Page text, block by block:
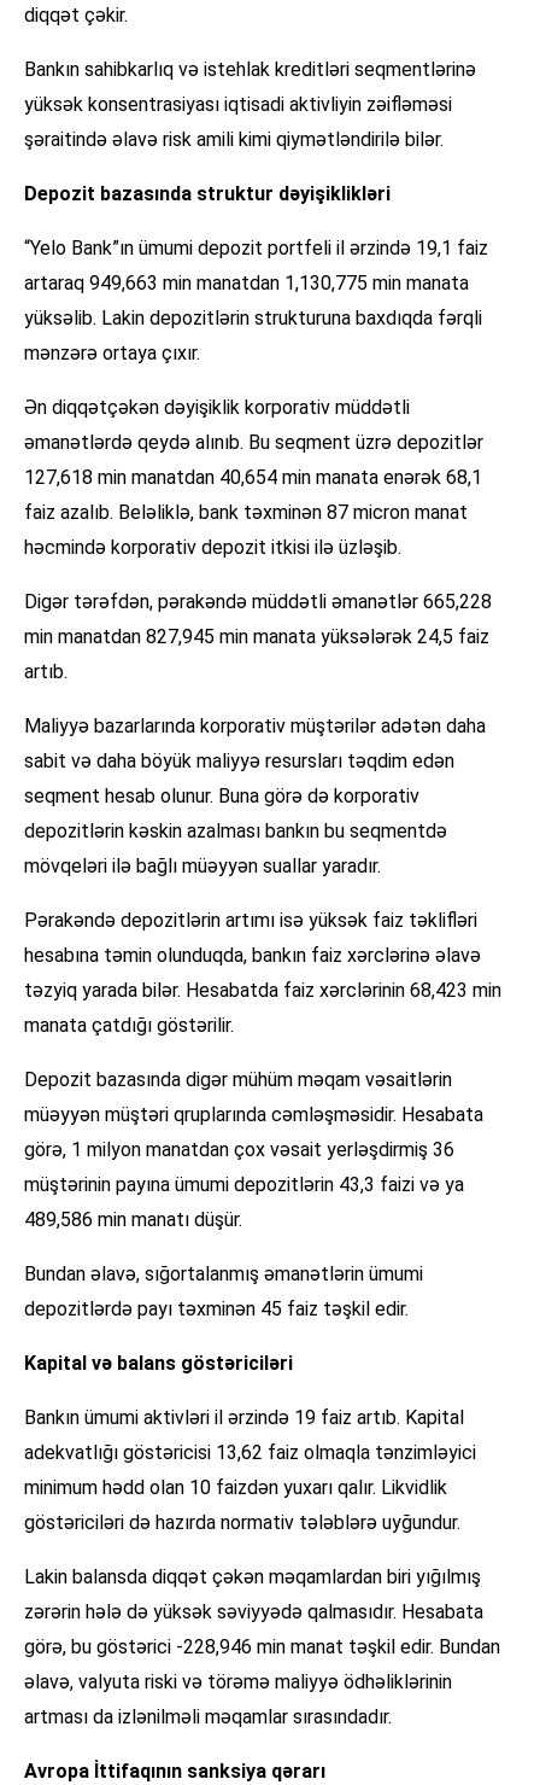
diqqət çəkir.
Bankın sahibkarlıq və istehlak kreditləri seqmentlərinə
yüksək konsentrasiyası iqtisadi aktivliyin zəifləməsi
şəraitində əlavə risk amili kimi qiymətləndirilə bilər.
Depozit bazasında struktur dəyişiklikləri
“Yelo Bank”ın ümumi depozit portfeli il ərzində 19,1 faiz
artaraq 949,663 min manatdan 1,130,775 min manata
yüksəlib. Lakin depozitlərin strukturuna baxdıqda fərqli
mənzərə ortaya çıxır.
Ən diqqətçəkən dəyişiklik korporativ müddətli
əmanətlərdə qeydə alınıb. Bu seqment üzrə depozitlər
127,618 min manatdan 40,654 min manata enərək 68,1
faiz azalıb. Beləliklə, bank təxminən 87 micron manat
həcmində korporativ depozit itkisi ilə üzləşib.
Digər tərəfdən, pərakəndə müddətli əmanətlər 665,228
min manatdan 827,945 min manata yüksələrək 24,5 faiz
artıb.
Maliyyə bazarlarında korporativ müştərilər adətən daha
sabit və daha böyük maliyyə resursları təqdim edən
seqment hesab olunur. Buna görə də korporativ
depozitlərin kəskin azalması bankın bu seqmentdə
mövqeləri ilə bağlı müəyyən suallar yaradır.
Pərakəndə depozitlərin artımı isə yüksək faiz təklifləri
hesabına təmin olunduqda, bankın faiz xərclərinə əlavə
təzyiq yarada bilər. Hesabatda faiz xərclərinin 68,423 min
manata çatdığı göstərilir.
Depozit bazasında digər mühüm məqam vəsaitlərin
müəyyən müştəri qruplarında cəmləşməsidir. Hesabata
görə, 1 milyon manatdan çox vəsait yerləşdirmiş 36
müştərinin payına ümumi depozitlərin 43,3 faizi və ya
489,586 min manatı düşür.
Bundan əlavə, sığortalanmış əmanətlərin ümumi
depozitlərdə payı təxminən 45 faiz təşkil edir.
Kapital və balans göstəriciləri
Bankın ümumi aktivləri il ərzində 19 faiz artıb. Kapital
adekvatlığı göstəricisi 13,62 faiz olmaqla tənzimləyici
minimum hədd olan 10 faizdən yuxarı qalır. Likvidlik
göstəriciləri də hazırda normativ tələblərə uyğundur.
Lakin balansda diqqət çəkən məqamlardan biri yığılmış
zərərin hələ də yüksək səviyyədə qalmasıdır. Hesabata
görə, bu göstərici -228,946 min manat təşkil edir. Bundan
əlavə, valyuta riski və törəmə maliyyə ödhəliklərinin
artması da izlənilməli məqamlar sırasındadır.
Avropa İttifaqının sanksiya qərarı